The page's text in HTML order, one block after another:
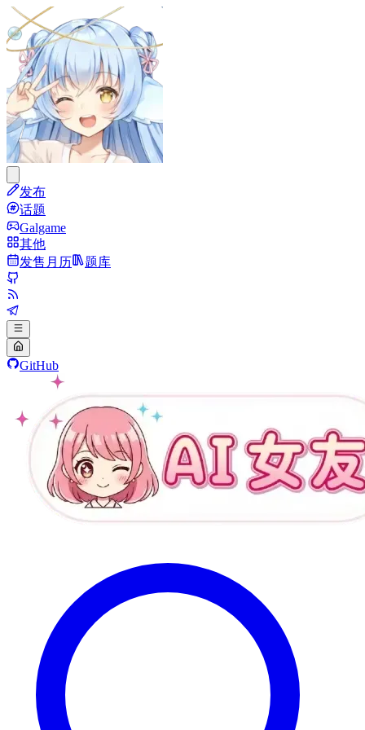
发布
话题
Galgame
其他
发售月历
题库
GitHub